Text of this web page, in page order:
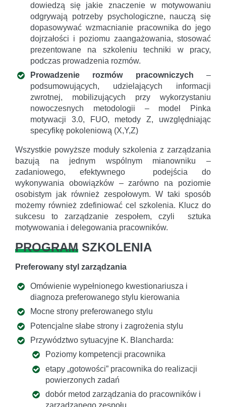
dowiedzą się jakie znaczenie w motywowaniu
odgrywają potrzeby psychologiczne, nauczą się
dopasowywać wzmacnianie pracownika do jego
dojrzałości i poziomu zaangażowania, stosować
prezentowane na szkoleniu techniki w pracy,
podczas prowadzenia rozmów.
Prowadzenie rozmów pracowniczych –
podsumowujących, udzielających informacji
zwrotnej, mobilizujących przy wykorzystaniu
nowoczesnych metodologii – model Pinka
motywacji 3.0, FUO, metody Z, uwzględniając
specyfikę pokoleniową (X,Y,Z)
Wszystkie powyższe moduły szkolenia z zarządzania
bazują na jednym wspólnym mianowniku –
zadaniowego, efektywnego podejścia do
wykonywania obowiązków – zarówno na poziomie
osobistym jak również zespołowym. W taki sposób
możemy również zdefiniować cel szkolenia. Klucz do
sukcesu to zarządzanie zespołem, czyli sztuka
motywowania i delegowania pracowników.
PROGRAM SZKOLENIA
Preferowany styl zarządzania
Omówienie wypełnionego kwestionariusza i
diagnoza preferowanego stylu kierowania
Mocne strony preferowanego stylu
Potencjalne słabe strony i zagrożenia stylu
Przywództwo sytuacyjne K. Blancharda:
Poziomy kompetencji pracownika
etapy „gotowości” pracownika do realizacji
powierzonych zadań
dobór metod zarządzania do pracowników i